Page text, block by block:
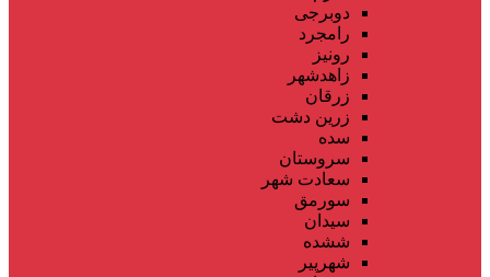
دوبرجی
رامجرد
رونیز
زاهدشهر
زرقان
زرین دشت
سده
سروستان
سعادت شهر
سورمق
سیدان
ششده
شهرپیر